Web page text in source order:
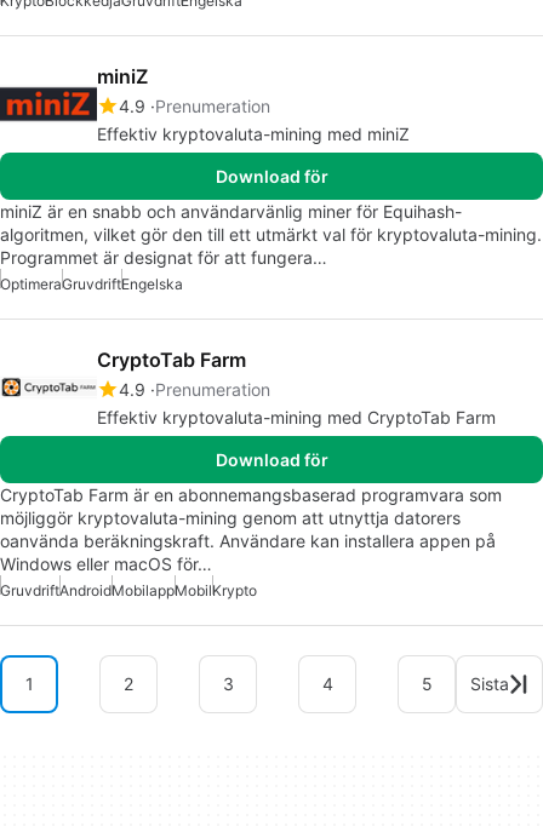
miniZ
4.9 Prenumeration
Effektiv kryptovaluta-mining med miniZ
Download för
miniZ är en snabb och användarvänlig miner för Equihash-
algoritmen, vilket gör den till ett utmärkt val för kryptovaluta-mining.
Programmet är designat för att fungera…
OptimeraGruvdriftEngelska
CryptoTab Farm
4.9 Prenumeration
Effektiv kryptovaluta-mining med CryptoTab Farm
Download för
CryptoTab Farm är en abonnemangsbaserad programvara som
möjliggör kryptovaluta-mining genom att utnyttja datorers
oanvända beräkningskraft. Användare kan installera appen på
Windows eller macOS för…
GruvdriftAndroidMobilappMobilKrypto
1 2 3 4 5 Sista